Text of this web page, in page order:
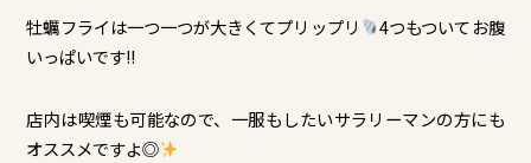
牡蠣フライは一つ一つが大きくてプリップリ
4つもついてお腹
いっぱいです!!
店内は喫煙も可能なので、一服もしたいサラリーマンの方にも
オススメですよ◎